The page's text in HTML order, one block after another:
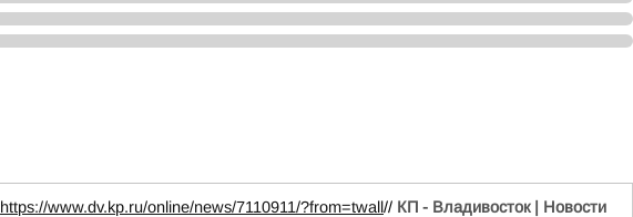
https://www.dv.kp.ru/online/news/7110911/?from=twall// КП - Владивосток | Новости